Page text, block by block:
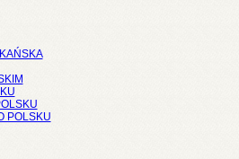
POLSKU